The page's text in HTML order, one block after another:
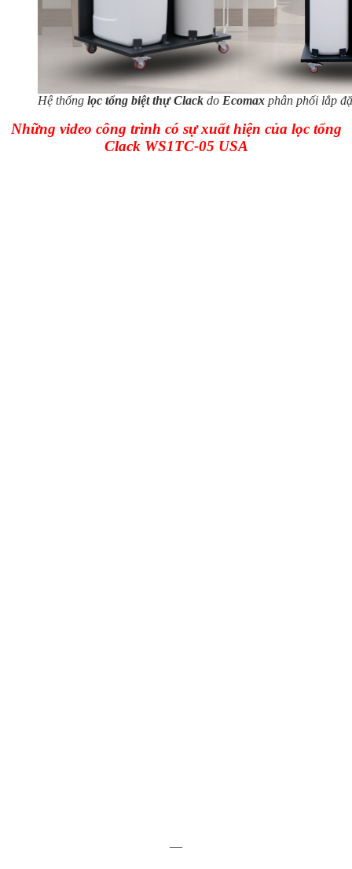
Hệ thống lọc tổng biệt thự Clack do Ecomax phân phối lắp
Những video công trình có sự xuất hiện của lọc tổng
Clack WS1TC-05 USA
—